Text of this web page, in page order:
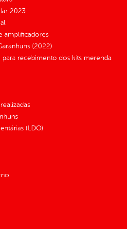
2023
amplificadores
(2022)
para recebimento dos kits merenda
(LDO)